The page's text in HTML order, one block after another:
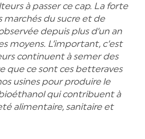
à passer ce cap. La forte
marchés du sucre et de
depuis plus d’un an
moyens. L’important, c’est
continuent à semer des
que ce sont ces betteraves
usines pour produire le
bioéthanol qui contribuent à
alimentaire, sanitaire et